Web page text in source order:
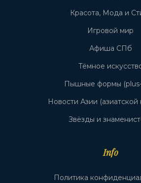
Красота, Мода и
Игровой мир
Афиша СПб
Тёмное
Пышные формы
Новости Азии (азиатской
Звёзды и
Info
Политика